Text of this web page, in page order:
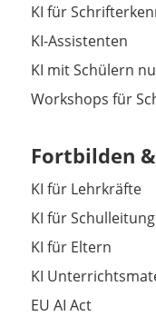
KI für
KI-Assistenten
KI mit Schülern
Workshops für
Fortbilden
KI für Lehrkräfte
KI für
KI für Eltern
KI
EU AI Act